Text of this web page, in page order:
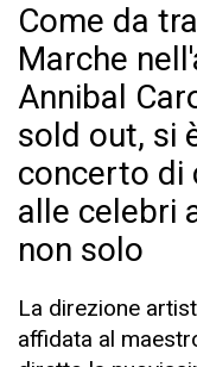
Come da
Marche
Annibal
sold out, si
concerto di
alle celebri
non solo
La direzione
affidata al